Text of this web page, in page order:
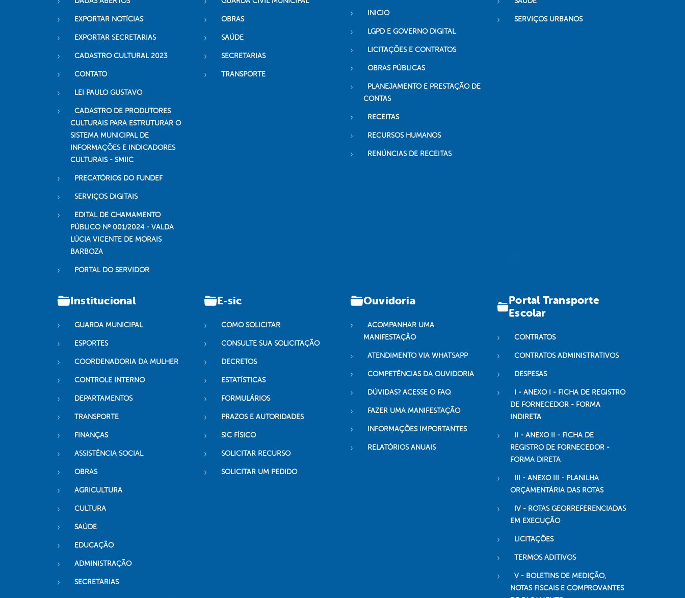
EXPORTAR NOTÍCIAS
EXPORTAR SECRETARIAS
CADASTRO CULTURAL 2023
CONTATO
LEI PAULO GUSTAVO
CADASTRO DE PRODUTORES
CULTURAIS PARA ESTRUTURAR O
SISTEMA MUNICIPAL DE
INFORMAÇÕES E INDICADORES
CULTURAIS - SMIIC
PRECATÓRIOS DO FUNDEF
SERVIÇOS DIGITAIS
EDITAL DE CHAMAMENTO
PÚBLICO Nº 001/2024 - VALDA
LÚCIA VICENTE DE MORAIS
BARBOZA
PORTAL DO SERVIDOR
OBRAS
SAÚDE
SECRETARIAS
TRANSPORTE
INICIO
LGPD E GOVERNO DIGITAL
LICITAÇÕES E CONTRATOS
OBRAS PÚBLICAS
PLANEJAMENTO E PRESTAÇÃO DE
CONTAS
RECEITAS
RECURSOS HUMANOS
RENÚNCIAS DE RECEITAS
SERVIÇOS URBANOS
Institucional
GUARDA MUNICIPAL
ESPORTES
COORDENADORIA DA MULHER
CONTROLE INTERNO
DEPARTAMENTOS
TRANSPORTE
FINANÇAS
ASSISTÊNCIA SOCIAL
OBRAS
AGRICULTURA
CULTURA
SAÚDE
EDUCAÇÃO
ADMINISTRAÇÃO
SECRETARIAS
E-sic
COMO SOLICITAR
CONSULTE SUA SOLICITAÇÃO
DECRETOS
ESTATÍSTICAS
FORMULÁRIOS
PRAZOS E AUTORIDADES
SIC FÍSICO
SOLICITAR RECURSO
SOLICITAR UM PEDIDO
Ouvidoria
ACOMPANHAR UMA
MANIFESTAÇÃO
ATENDIMENTO VIA WHATSAPP
COMPETÊNCIAS DA OUVIDORIA
DÚVIDAS? ACESSE O FAQ
FAZER UMA MANIFESTAÇÃO
INFORMAÇÕES IMPORTANTES
RELATÓRIOS ANUAIS
Portal Transporte
Escolar
CONTRATOS
CONTRATOS ADMINISTRATIVOS
DESPESAS
I - ANEXO I - FICHA DE REGISTRO
DE FORNECEDOR - FORMA
INDIRETA
II - ANEXO II - FICHA DE
REGISTRO DE FORNECEDOR -
FORMA DIRETA
III - ANEXO III - PLANILHA
ORÇAMENTÁRIA DAS ROTAS
IV - ROTAS GEORREFERENCIADAS
EM EXECUÇÃO
LICITAÇÕES
TERMOS ADITIVOS
V - BOLETINS DE MEDIÇÃO,
NOTAS FISCAIS E COMPROVANTES